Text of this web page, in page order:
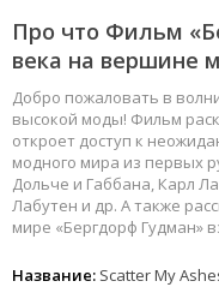
Про что Фильм
века на вершине
Добро пожаловать в
высокой моды! Фильм
откроет доступ к
модного мира из первых
Дольче и Габбана, Карл
Лабутен и др. А также
мире «Бергдорф Гудман»
Название: Scatter My